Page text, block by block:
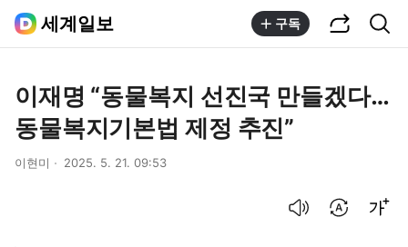
세계일보 구독
이재명 “동물복지 선진국 만들겠다…
동물복지기본법 제정 추진”
이현미 2025. 5. 21. 09:53